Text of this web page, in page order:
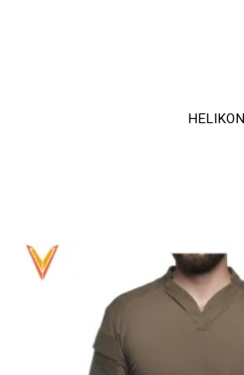
סוגים.
ניתן
לבחור